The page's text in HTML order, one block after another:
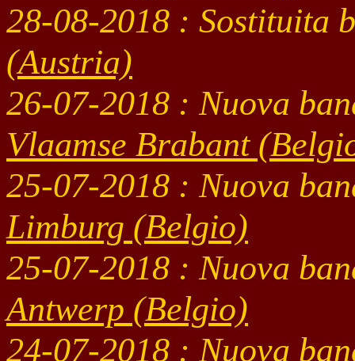
28-08-2018 : Sostituita
(Austria)
26-07-2018 : Nuova
Vlaamse Brabant
25-07-2018 : Nuova
Limburg (Belgio)
25-07-2018 : Nuova
Antwerp (Belgio)
24-07-2018 : Nuova